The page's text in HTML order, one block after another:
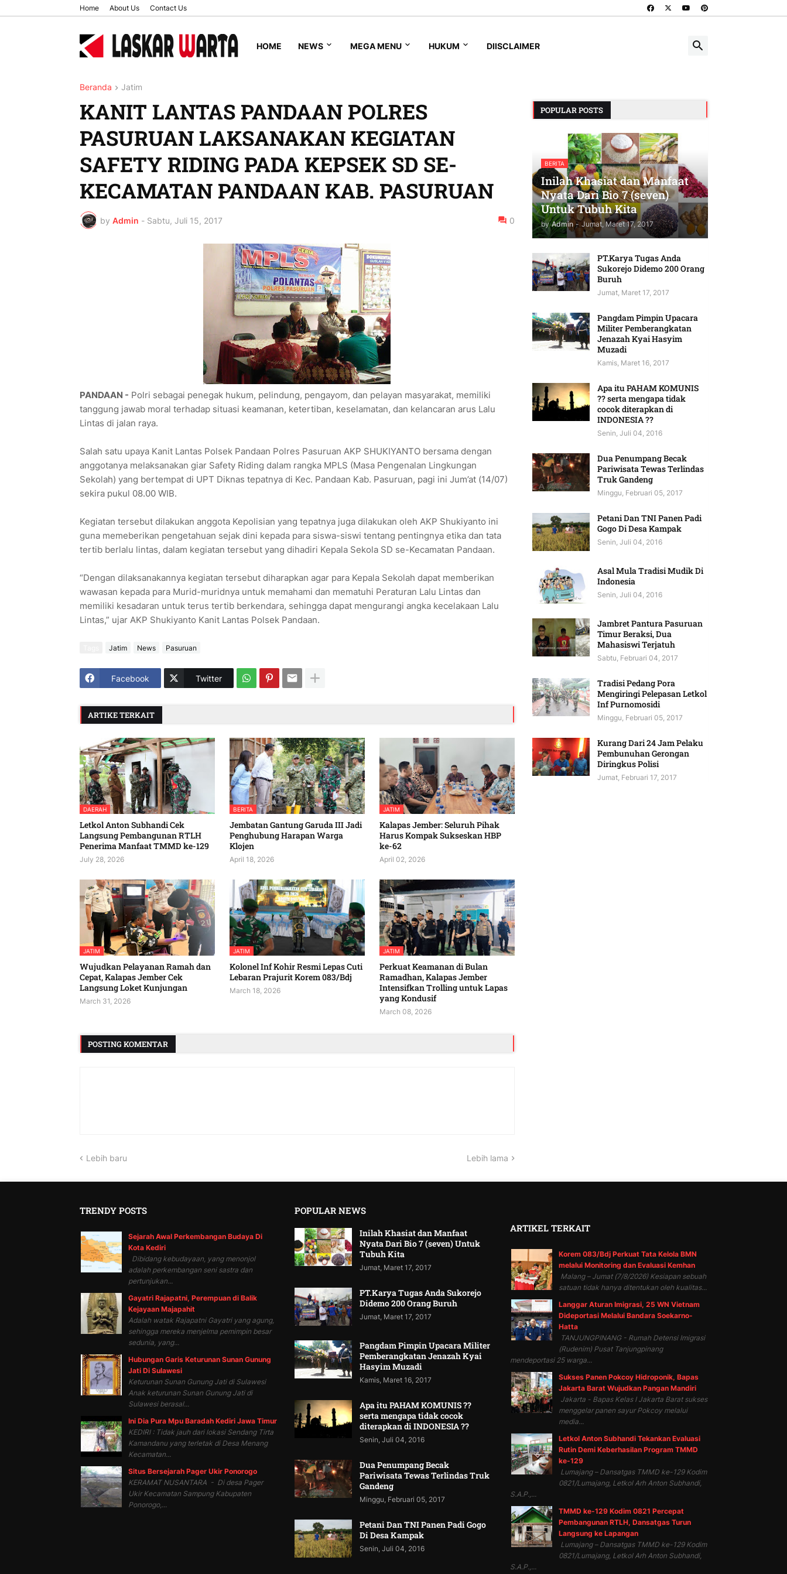
Home About Us Contact Us
HOME NEWS MEGA MENU HUKUM DIISCLAIMER
Beranda Jatim
KANIT LANTAS PANDAAN POLRES
PASURUAN LAKSANAKAN KEGIATAN
SAFETY RIDING PADA KEPSEK SD SE-
KECAMATAN PANDAAN KAB. PASURUAN
by Admin - Sabtu, Juli 15, 2017 0
PANDAAN - Polri sebagai penegak hukum, pelindung, pengayom, dan pelayan masyarakat, memiliki
tanggung jawab moral terhadap situasi keamanan, ketertiban, keselamatan, dan kelancaran arus Lalu
Lintas di jalan raya.
Salah satu upaya Kanit Lantas Polsek Pandaan Polres Pasuruan AKP SHUKIYANTO bersama dengan
anggotanya melaksanakan giar Safety Riding dalam rangka MPLS (Masa Pengenalan Lingkungan
Sekolah) yang bertempat di UPT Diknas tepatnya di Kec. Pandaan Kab. Pasuruan, pagi ini Jum’at (14/07)
sekira pukul 08.00 WIB.
Kegiatan tersebut dilakukan anggota Kepolisian yang tepatnya juga dilakukan oleh AKP Shukiyanto ini
guna memeberikan pengetahuan sejak dini kepada para siswa-siswi tentang pentingnya etika dan tata
tertib berlalu lintas, dalam kegiatan tersebut yang dihadiri Kepala Sekola SD se-Kecamatan Pandaan.
“Dengan dilaksanakannya kegiatan tersebut diharapkan agar para Kepala Sekolah dapat memberikan
wawasan kepada para Murid-muridnya untuk memahami dan mematuhi Peraturan Lalu Lintas dan
memiliki kesadaran untuk terus tertib berkendara, sehingga dapat mengurangi angka kecelakaan Lalu
Lintas,” ujar AKP Shukiyanto Kanit Lantas Polsek Pandaan.
Jatim News Pasuruan
Facebook Twitter
ARTIKE TERKAIT
DAERAH
Letkol Anton Subhandi Cek
Langsung Pembangunan RTLH
Penerima Manfaat TMMD ke-129
July 28, 2026
BERITA
Jembatan Gantung Garuda III Jadi
Penghubung Harapan Warga
Klojen
April 18, 2026
JATIM
Kalapas Jember: Seluruh Pihak
Harus Kompak Sukseskan HBP
ke-62
April 02, 2026
JATIM
Wujudkan Pelayanan Ramah dan
Cepat, Kalapas Jember Cek
Langsung Loket Kunjungan
March 31, 2026
JATIM
Kolonel Inf Kohir Resmi Lepas Cuti
Lebaran Prajurit Korem 083/Bdj
March 18, 2026
JATIM
Perkuat Keamanan di Bulan
Ramadhan, Kalapas Jember
Intensifkan Trolling untuk Lapas
yang Kondusif
March 08, 2026
POSTING KOMENTAR
Lebih baru Lebih lama
POPULAR POSTS
BERITA
Inilah Khasiat dan Manfaat
Nyata Dari Bio 7 (seven)
Untuk Tubuh Kita
by Admin - Jumat, Maret 17, 2017
PT.Karya Tugas Anda
Sukorejo Didemo 200 Orang
Buruh
Jumat, Maret 17, 2017
Pangdam Pimpin Upacara
Militer Pemberangkatan
Jenazah Kyai Hasyim
Muzadi
Kamis, Maret 16, 2017
Apa itu PAHAM KOMUNIS
?? serta mengapa tidak
cocok diterapkan di
INDONESIA ??
Senin, Juli 04, 2016
Dua Penumpang Becak
Pariwisata Tewas Terlindas
Truk Gandeng
Minggu, Februari 05, 2017
Petani Dan TNI Panen Padi
Gogo Di Desa Kampak
Senin, Juli 04, 2016
Asal Mula Tradisi Mudik Di
Indonesia
Senin, Juli 04, 2016
Jambret Pantura Pasuruan
Timur Beraksi, Dua
Mahasiswi Terjatuh
Sabtu, Februari 04, 2017
Tradisi Pedang Pora
Mengiringi Pelepasan Letkol
Inf Purnomosidi
Minggu, Februari 05, 2017
Kurang Dari 24 Jam Pelaku
Pembunuhan Gerongan
Diringkus Polisi
Jumat, Februari 17, 2017
TRENDY POSTS
Sejarah Awal Perkembangan Budaya Di
Kota Kediri
Dibidang kebudayaan, yang menonjol
adalah perkembangan seni sastra dan
pertunjukan...
Gayatri Rajapatni, Perempuan di Balik
Kejayaan Majapahit
Adalah watak Rajapatni Gayatri yang agung,
sehingga mereka menjelma pemimpin besar
sedunia, yang...
Hubungan Garis Keturunan Sunan Gunung
Jati Di Sulawesi
Keturunan Sunan Gunung Jati di Sulawesi
Anak keturunan Sunan Gunung Jati di
Sulawesi berasal...
Ini Dia Pura Mpu Baradah Kediri Jawa Timur
KEDIRI : Tidak jauh dari lokasi Sendang Tirta
Kamandanu yang terletak di Desa Menang
Kecamatan...
Situs Bersejarah Pager Ukir Ponorogo
KERAMAT NUSANTARA - Di desa Pager
Ukir Kecamatan Sampung Kabupaten
Ponorogo,...
POPULAR NEWS
Inilah Khasiat dan Manfaat
Nyata Dari Bio 7 (seven) Untuk
Tubuh Kita
Jumat, Maret 17, 2017
PT.Karya Tugas Anda Sukorejo
Didemo 200 Orang Buruh
Jumat, Maret 17, 2017
Pangdam Pimpin Upacara Militer
Pemberangkatan Jenazah Kyai
Hasyim Muzadi
Kamis, Maret 16, 2017
Apa itu PAHAM KOMUNIS ??
serta mengapa tidak cocok
diterapkan di INDONESIA ??
Senin, Juli 04, 2016
Dua Penumpang Becak
Pariwisata Tewas Terlindas Truk
Gandeng
Minggu, Februari 05, 2017
Petani Dan TNI Panen Padi Gogo
Di Desa Kampak
Senin, Juli 04, 2016
ARTIKEL TERKAIT
Korem 083/Bdj Perkuat Tata Kelola BMN
melalui Monitoring dan Evaluasi Kemhan
Malang – Jumat (7/8/2026) Kesiapan sebuah
satuan tidak hanya ditentukan oleh kualitas...
Langgar Aturan Imigrasi, 25 WN Vietnam
Dideportasi Melalui Bandara Soekarno-
Hatta
TANJUNGPINANG - Rumah Detensi Imigrasi
(Rudenim) Pusat Tanjungpinang
mendeportasi 25 warga...
Sukses Panen Pokcoy Hidroponik, Bapas
Jakarta Barat Wujudkan Pangan Mandiri
Jakarta - Bapas Kelas I Jakarta Barat sukses
menggelar panen sayur Pokcoy melalui
media...
Letkol Anton Subhandi Tekankan Evaluasi
Rutin Demi Keberhasilan Program TMMD
ke-129
Lumajang – Dansatgas TMMD ke-129 Kodim
0821/Lumajang, Letkol Arh Anton Subhandi,
S.A.P.,...
TMMD ke-129 Kodim 0821 Percepat
Pembangunan RTLH, Dansatgas Turun
Langsung ke Lapangan
Lumajang – Dansatgas TMMD ke-129 Kodim
0821/Lumajang, Letkol Arh Anton Subhandi,
S.A.P.,...